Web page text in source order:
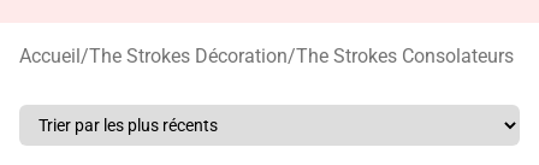
Accueil/The Strokes Décoration/The Strokes Consolateurs